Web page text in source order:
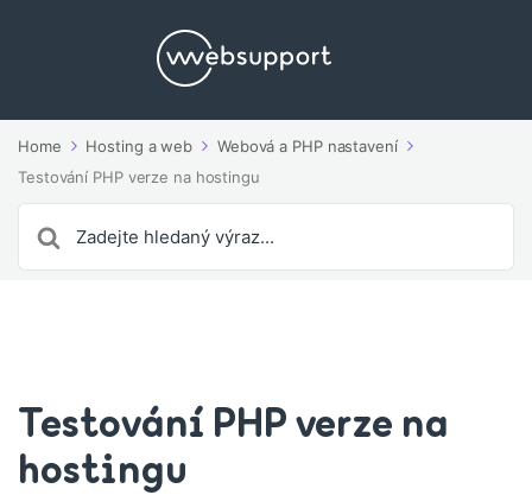
Home Hosting a web
Webová a PHP nastavení
Testování PHP verze na hostingu
For
Testování PHP verze na
hostingu